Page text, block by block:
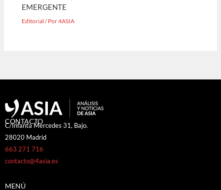
EMERGENTE
Editorial / Por4ASIA
CONTACTO
C/Infanta Mercedes 31, Bajo.
28020 Madrid
663 271 716
contacto@4asia.es
MENÚ